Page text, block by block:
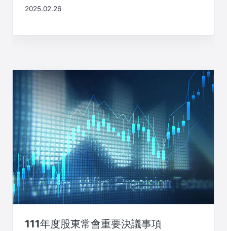
2025.02.26
111年度股東常會重要決議事項